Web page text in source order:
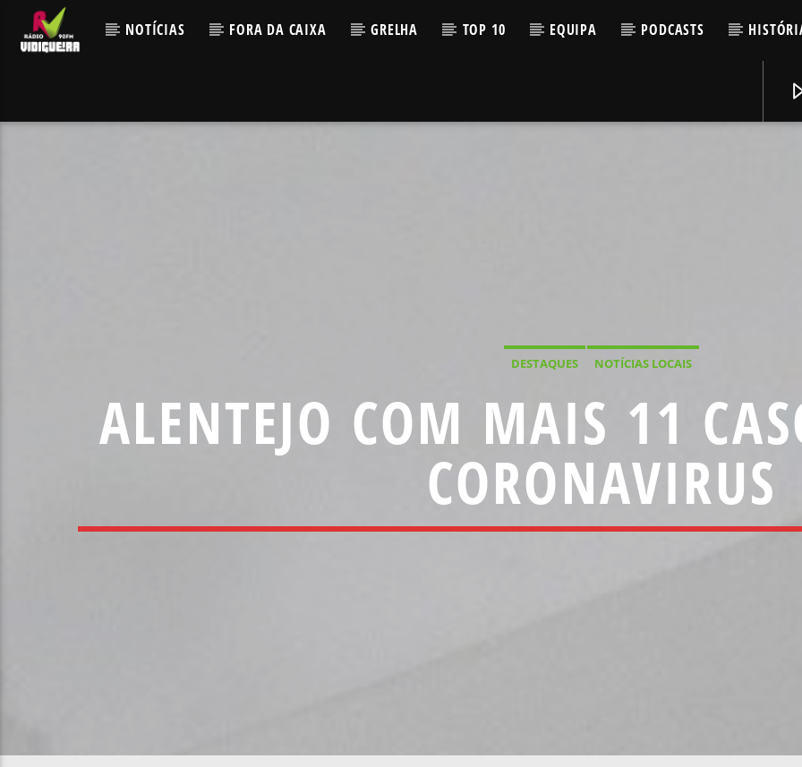
NOTÍCIAS FORA DA CAIXA GRELHA TOP 10 EQUIPA PODCASTS
DESTAQUES NOTÍCIAS LOCAIS
ALENTEJO COM MAIS 11
CORONAVIRUS